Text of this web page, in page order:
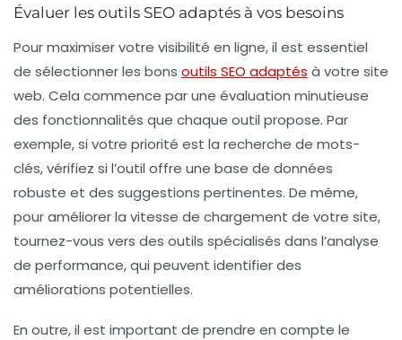
Évaluer les outils SEO adaptés à vos besoins
Pour maximiser votre visibilité en ligne, il est essentiel
de sélectionner les bons outils SEO adaptés à votre site
web. Cela commence par une évaluation minutieuse
des fonctionnalités que chaque outil propose. Par
exemple, si votre priorité est la recherche de mots-
clés, vérifiez si l’outil offre une base de données
robuste et des suggestions pertinentes. De même,
pour améliorer la vitesse de chargement de votre site,
tournez-vous vers des outils spécialisés dans l’analyse
de performance, qui peuvent identifier des
améliorations potentielles.
En outre, il est important de prendre en compte le